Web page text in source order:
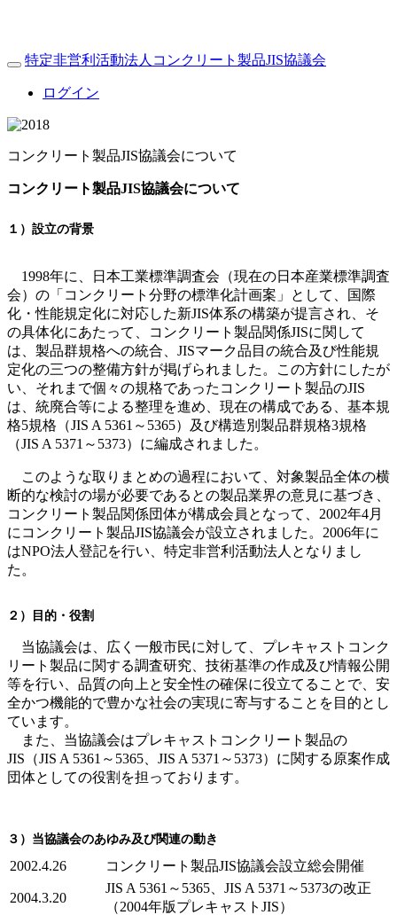
Toggle
navigation
特定非営利活動法人コンクリート製品JIS協議会
ログイン
コンクリート製品JIS協議会について
コンクリート製品JIS協議会について
１）設立の背景
1998年に、日本工業標準調査会（現在の日本産業標準調査
会）の「コンクリート分野の標準化計画案」として、国際
化・性能規定化に対応した新JIS体系の構築が提言され、そ
の具体化にあたって、コンクリート製品関係JISに関して
は、製品群規格への統合、JISマーク品目の統合及び性能規
定化の三つの整備方針が掲げられました。この方針にしたが
い、それまで個々の規格であったコンクリート製品のJIS
は、統廃合等による整理を進め、現在の構成である、基本規
格5規格（JIS A 5361～5365）及び構造別製品群規格3規格
（JIS A 5371～5373）に編成されました。
このような取りまとめの過程において、対象製品全体の横
断的な検討の場が必要であるとの製品業界の意見に基づき、
コンクリート製品関係団体が構成会員となって、2002年4月
にコンクリート製品JIS協議会が設立されました。2006年に
はNPO法人登記を行い、特定非営利活動法人となりまし
た。
２）目的・役割
当協議会は、広く一般市民に対して、プレキャストコンク
リート製品に関する調査研究、技術基準の作成及び情報公開
等を行い、品質の向上と安全性の確保に役立てることで、安
全かつ機能的で豊かな社会の実現に寄与することを目的とし
ています。
また、当協議会はプレキャストコンクリート製品の
JIS（JIS A 5361～5365、JIS A 5371～5373）に関する原案作成
団体としての役割を担っております。
３）当協議会のあゆみ及び関連の動き
2002.4.26 コンクリート製品JIS協議会設立総会開催
2004.3.20
JIS A 5361～5365、JIS A 5371～5373の改正
（2004年版プレキャストJIS）